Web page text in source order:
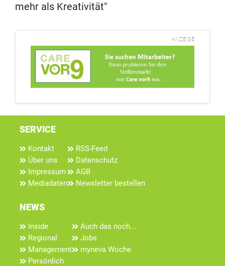
mehr als Kreativität"
ANZEIGE
SERVICE
Kontakt
Über uns
Impressum
Mediadaten
RSS-Feed
Datenschutz
AGB
Newsletter bestellen
NEWS
Inside
Regional
Management
Persönlich
Auch das noch...
Jobs
myneva Woche